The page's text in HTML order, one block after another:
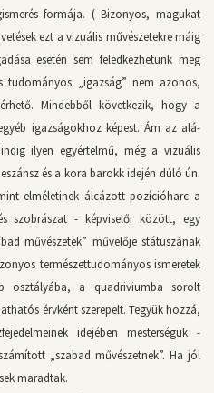
formája. ( Bizonyos, magukat
ezt a vizuális művészetekre máig
esetén sem feledkezhetünk meg
„igazság” nem azonos,
Mindebből következik, hogy a
igazságokhoz képest. Ám az alá-
ilyen egyértelmű, még a vizuális
és a kora barokk idején dúló ún.
elméletinek álcázott pozícióharc a
szobrászat - képviselői között, egy
művészetek” művelője státuszának
természettudományos ismeretek
osztályába, a quadriviumba sorolt
érvként szerepelt. Tegyük hozzá,
idejében mesterségük -
„szabad művészetnek”. Ha jól
maradtak.